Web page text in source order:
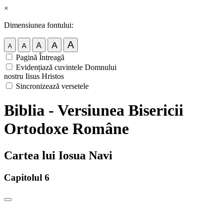
×
Dimensiunea fontului:
A A A A A
Pagină Întreagă
Evidențiază cuvintele Domnului
nostru Iisus Hristos
Sincronizează versetele
Biblia - Versiunea Bisericii
Ortodoxe Române
Cartea lui Iosua Navi
Capitolul 6